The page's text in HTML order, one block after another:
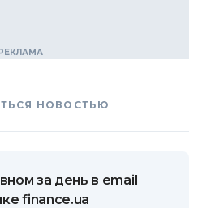
НОВОСТЬЮ
за день в email
finance.ua